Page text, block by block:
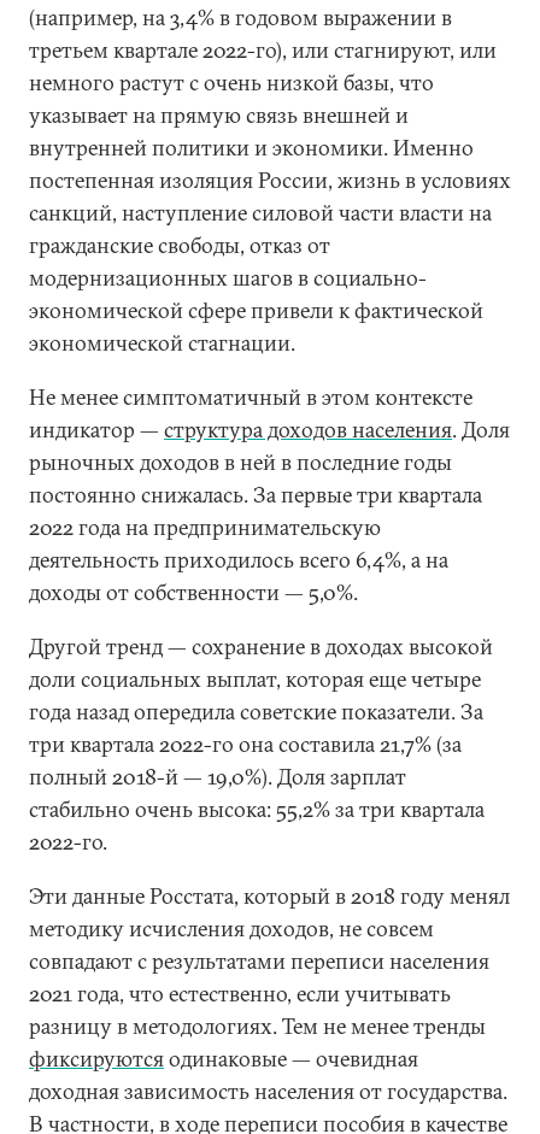
(например, на 3,4% в годовом выражении в
третьем квартале 2022-го), или стагнируют, или
немного растут с очень низкой базы, что
указывает на прямую связь внешней и
внутренней политики и экономики. Именно
постепенная изоляция России, жизнь в условиях
санкций, наступление силовой части власти на
гражданские свободы, отказ от
модернизационных шагов в социально-
экономической сфере привели к фактической
экономической стагнации.
Не менее симптоматичный в этом контексте
индикатор — структура доходов населения. Доля
рыночных доходов в ней в последние годы
постоянно снижалась. За первые три квартала
2022 года на предпринимательскую
деятельность приходилось всего 6,4%, а на
доходы от собственности — 5,0%.
Другой тренд — сохранение в доходах высокой
доли социальных выплат, которая еще четыре
года назад опередила советские показатели. За
три квартала 2022-го она составила 21,7% (за
полный 2018-й — 19,0%). Доля зарплат
стабильно очень высока: 55,2% за три квартала
2022-го.
Эти данные Росстата, который в 2018 году менял
методику исчисления доходов, не совсем
совпадают с результатами переписи населения
2021 года, что естественно, если учитывать
разницу в методологиях. Тем не менее тренды
фиксируютсяодинаковые — очевидная
доходная зависимость населения от государства.
В частности, в ходе переписи пособия в качестве